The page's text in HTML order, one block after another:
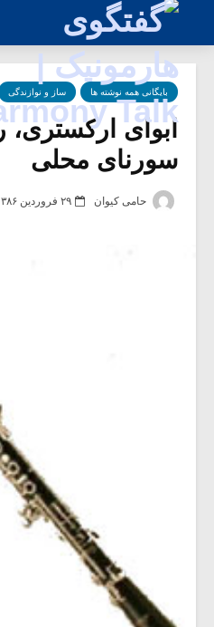
بایگانی همه نوشته ها ساز و نوازندگی
ابوای ارکستری،
سورنای محلی
حامی کیوان ۲۹ فروردین ۱۳۸۶